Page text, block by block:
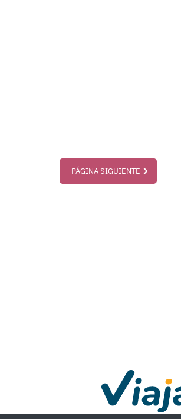
PÁGINA SIGUIENTE